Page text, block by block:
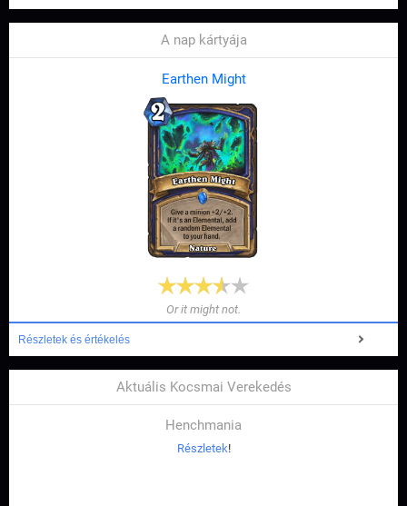
A nap kártyája
Earthen Might
Or it might not.
Részletek és értékelés
Aktuális Kocsmai Verekedés
Henchmania
Részletek!